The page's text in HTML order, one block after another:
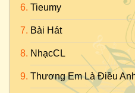
Tieumy
Bài Hát
NhạcCL
Thương Em Là Điều